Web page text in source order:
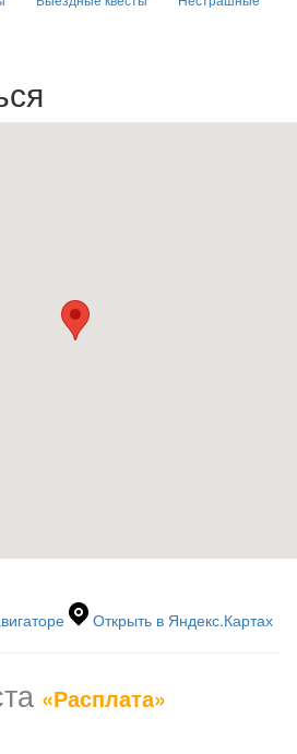
Открыть в Яндекс.Картах
«Расплата»